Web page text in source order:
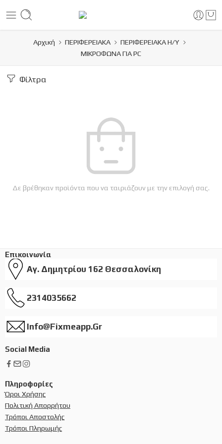
Αρχική ΠΕΡΙΦΕΡΕΙΑΚΑ
ΠΕΡΙΦΕΡΕΙΑΚΑ Η/Υ
ΜΙΚΡΟΦΩΝΑ ΓΙΑ PC
Φίλτρα
Δε βρέθηκαν προϊόντα που να ταιριάζουν με την επιλογή σας.
Επικοινωνία
Αγ. Δημητρίου 162 Θεσσαλονίκη
2314035662
Info@fixmeapp.gr
Social Media
Πληροφορίες
Όροι Χρήσης
Πολιτική Απορρήτου
Τρόποι Αποστολής
Τρόποι Πληρωμής